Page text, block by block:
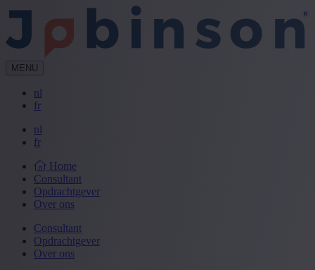
MENU
nl
fr
nl
fr
Home
Consultant
Opdrachtgever
Over ons
Consultant
Opdrachtgever
Over ons